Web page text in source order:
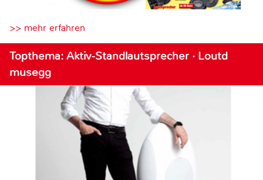
>> mehr erfahren
Topthema: Aktiv-Standlautsprecher · Loutd
musegg